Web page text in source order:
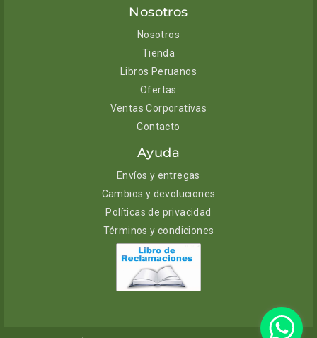
Nosotros
Nosotros
Tienda
Libros Peruanos
Ofertas
Ventas Corporativas
Contacto
Ayuda
Envíos y entregas
Cambios y devoluciones
Políticas de privacidad
Términos y condiciones